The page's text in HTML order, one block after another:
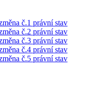
č.1 právní stav
č.2 právní stav
č.3 právní stav
č.4 právní stav
č.5 právní stav